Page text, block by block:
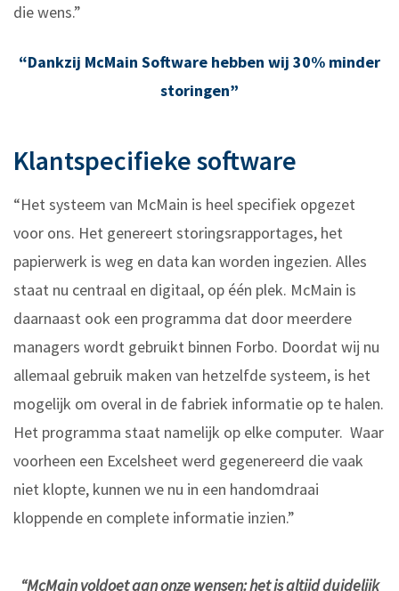
die wens.”
“Dankzij McMain Software hebben wij 30% minder
storingen”
Klantspecifieke software
“Het systeem van McMain is heel specifiek opgezet
voor ons. Het genereert storingsrapportages, het
papierwerk is weg en data kan worden ingezien. Alles
staat nu centraal en digitaal, op één plek. McMain is
daarnaast ook een programma dat door meerdere
managers wordt gebruikt binnen Forbo. Doordat wij nu
allemaal gebruik maken van hetzelfde systeem, is het
mogelijk om overal in de fabriek informatie op te halen.
Het programma staat namelijk op elke computer. Waar
voorheen een Excelsheet werd gegenereerd die vaak
niet klopte, kunnen we nu in een handomdraai
kloppende en complete informatie inzien.”
“McMain voldoet aan onze wensen: het is altijd duidelijk